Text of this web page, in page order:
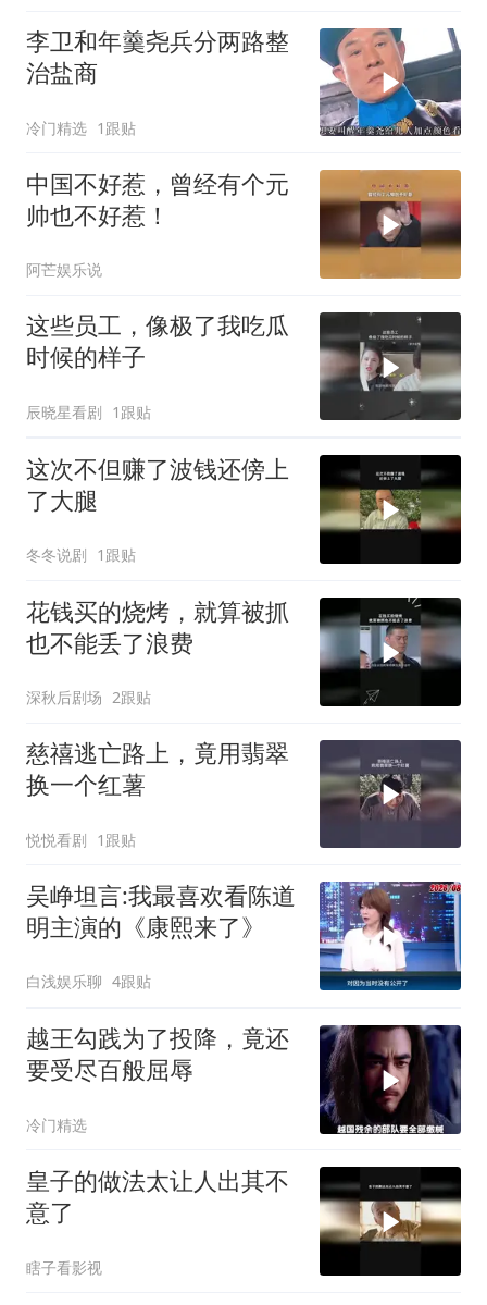
李卫和年羹尧兵分两路整
治盐商
冷门精选 1跟贴
中国不好惹，曾经有个元
帅也不好惹！
阿芒娱乐说
这些员工，像极了我吃瓜
时候的样子
辰晓星看剧 1跟贴
这次不但赚了波钱还傍上
了大腿
冬冬说剧 1跟贴
花钱买的烧烤，就算被抓
也不能丢了浪费
深秋后剧场 2跟贴
慈禧逃亡路上，竟用翡翠
换一个红薯
悦悦看剧 1跟贴
吴峥坦言:我最喜欢看陈道
明主演的《康熙来了》
白浅娱乐聊 4跟贴
越王勾践为了投降，竟还
要受尽百般屈辱
冷门精选
皇子的做法太让人出其不
意了
瞎子看影视